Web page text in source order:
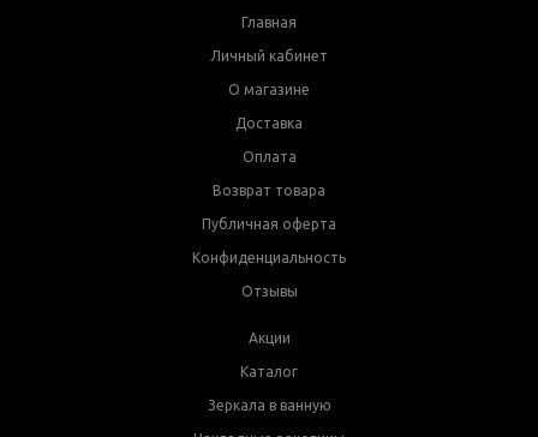
Главная
Личный кабинет
О магазине
Доставка
Оплата
Возврат товара
Публичная оферта
Конфиденциальность
Отзывы
Акции
Каталог
Зеркала в ванную